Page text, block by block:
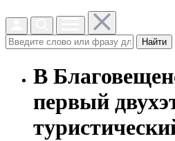
Найти
В
первый